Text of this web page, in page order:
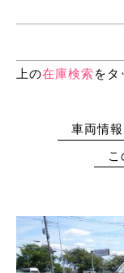
上の在庫検索をタ
車両情報